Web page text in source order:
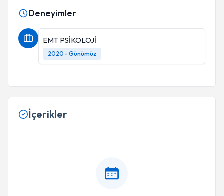
Deneyimler
EMT PSİKOLOJİ
2020 - Günümüz
İçerikler